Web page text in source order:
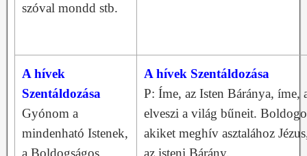
szóval mondd stb.
A hívek
Szentáldozása
Gyónom a
mindenható Istenek,
a Boldogságos
A hívek Szentáldozása
P: Íme, az Isten Báránya, íme,
elveszi a világ bűneit.
akiket meghív asztalához
az isteni Bárány.